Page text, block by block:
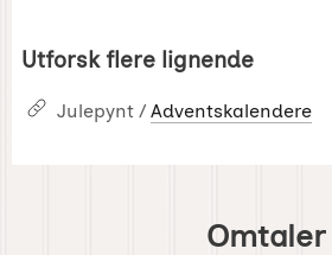
Utforsk flere lignende
Julepynt / Adventskalendere
Omtaler